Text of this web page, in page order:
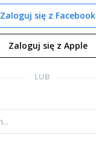
Zaloguj się z Facebook
Zaloguj się z Apple
LUB